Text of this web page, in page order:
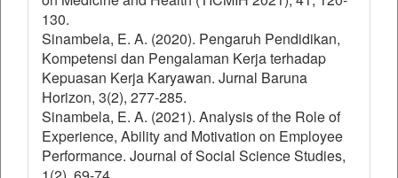
130.
Sinambela, E. A. (2020). Pengaruh Pendidikan,
Kompetensi dan Pengalaman Kerja terhadap
Kepuasan Kerja Karyawan. Jurnal Baruna
Horizon, 3(2), 277-285.
Sinambela, E. A. (2021). Analysis of the Role of
Experience, Ability and Motivation on Employee
Performance. Journal of Social Science Studies,